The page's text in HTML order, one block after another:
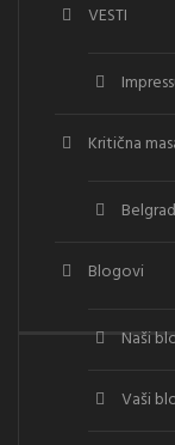
VESTI
Kritična
Blogovi
Naši
Vaši